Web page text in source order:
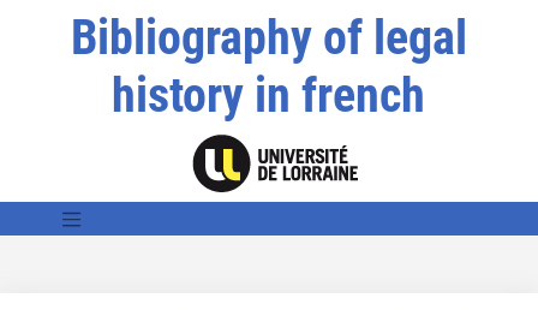
Bibliography of legal
history in french